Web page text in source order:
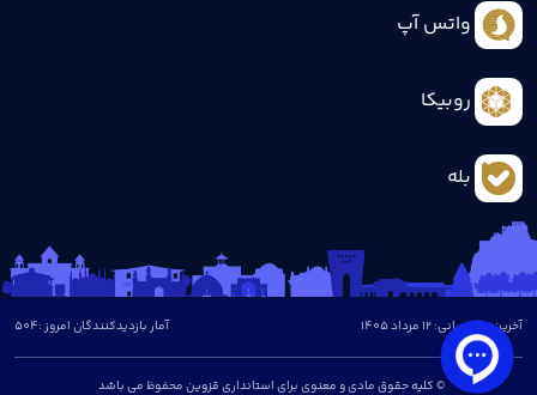
واتس آپ
روبیکا
بله
آخرین بروزرسانی: 12 مرداد 1405
© کلیه حقوق مادی و معنوی برای استانداری قزوین محفوظ می باشد
آمار بازدیدکنندگان امروز :504